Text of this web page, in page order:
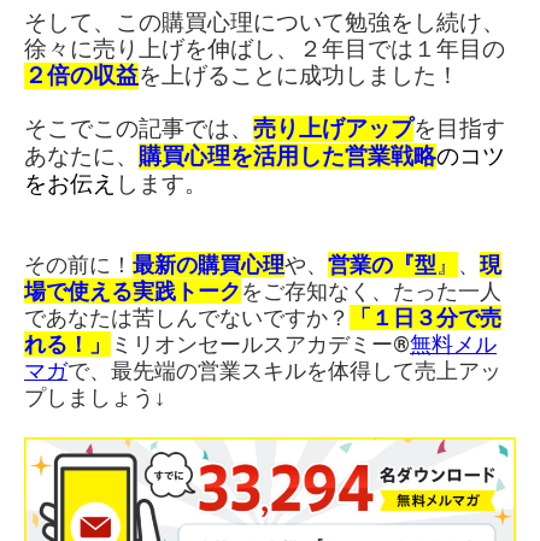
そして、この購買心理について勉強をし続け、
徐々に売り上げを伸ばし、２年目では１年目の
２倍の収益を上げることに成功しました！
そこでこの記事では、 売り上げアップを目指す
あなたに、 購買心理を活用した営業戦略のコツ
をお伝え します。
その前に！ 最新の購買心理や、 営業の『型 』 、 現
場で使える実践トークをご存知なく、たった一人
であなたは苦しんでないですか？
「１日３分で売
れる！」
ミリオンセールスアカデミー®︎無料メル
マガで、最先端の営業スキルを体得して売上アッ
プしましょう↓